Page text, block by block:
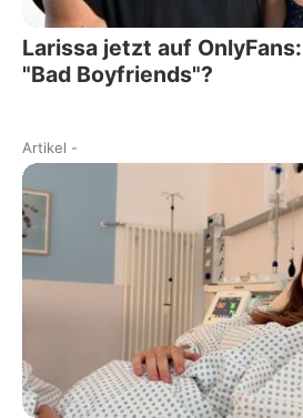
Larissa jetzt auf
"Bad Boyfriends"?
Artikel -